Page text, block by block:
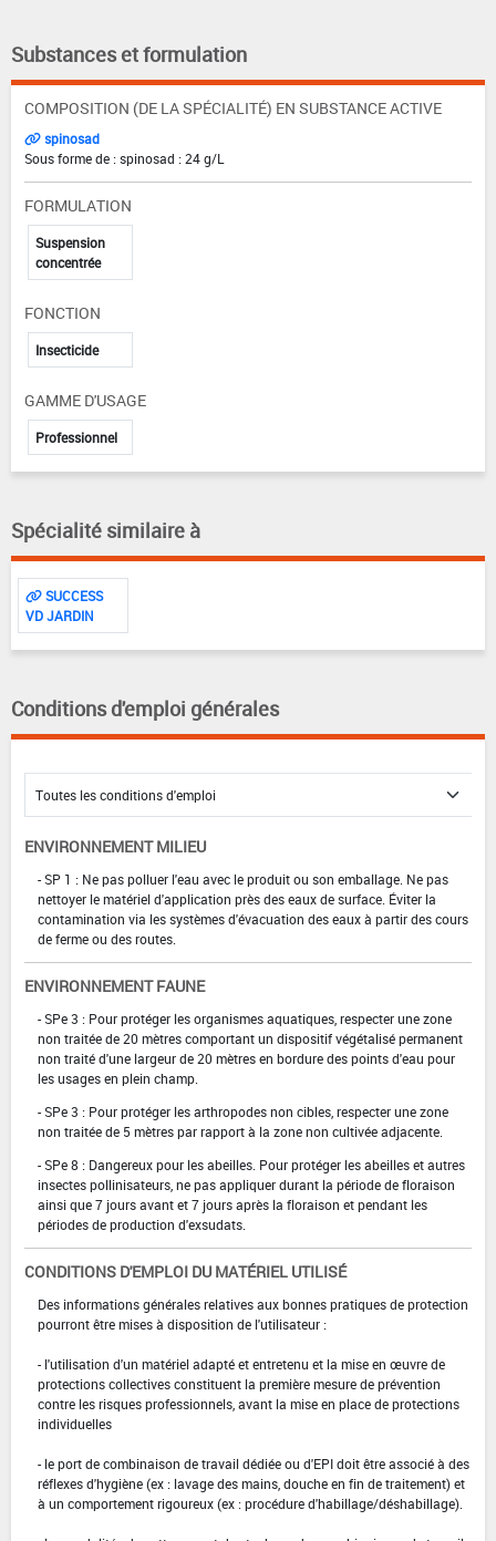
Substances et formulation
COMPOSITION (DE LA SPÉCIALITÉ) EN SUBSTANCE ACTIVE
spinosad
Sous forme de : spinosad : 24 g/L
FORMULATION
Suspension
concentrée
FONCTION
Insecticide
GAMME D'USAGE
Professionnel
Spécialité similaire à
SUCCESS
VD JARDIN
Conditions d'emploi générales
ENVIRONNEMENT MILIEU
- SP 1 : Ne pas polluer l'eau avec le produit ou son emballage. Ne pas
nettoyer le matériel d'application près des eaux de surface. Éviter la
contamination via les systèmes d'évacuation des eaux à partir des cours
de ferme ou des routes.
ENVIRONNEMENT FAUNE
- SPe 3 : Pour protéger les organismes aquatiques, respecter une zone
non traitée de 20 mètres comportant un dispositif végétalisé permanent
non traité d'une largeur de 20 mètres en bordure des points d'eau pour
les usages en plein champ.
- SPe 3 : Pour protéger les arthropodes non cibles, respecter une zone
non traitée de 5 mètres par rapport à la zone non cultivée adjacente.
- SPe 8 : Dangereux pour les abeilles. Pour protéger les abeilles et autres
insectes pollinisateurs, ne pas appliquer durant la période de floraison
ainsi que 7 jours avant et 7 jours après la floraison et pendant les
périodes de production d'exsudats.
CONDITIONS D'EMPLOI DU MATÉRIEL UTILISÉ
Des informations générales relatives aux bonnes pratiques de protection
pourront être mises à disposition de l'utilisateur :
- l'utilisation d'un matériel adapté et entretenu et la mise en œuvre de
protections collectives constituent la première mesure de prévention
contre les risques professionnels, avant la mise en place de protections
individuelles
- le port de combinaison de travail dédiée ou d'EPI doit être associé à des
réflexes d'hygiène (ex : lavage des mains, douche en fin de traitement) et
à un comportement rigoureux (ex : procédure d'habillage/déshabillage).